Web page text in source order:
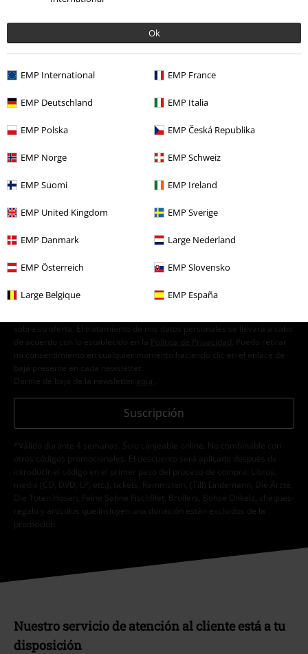
Ok
EMP International EMP France
EMP Deutschland EMP Italia
EMP Polska EMP Česká Republika
EMP Norge EMP Schweiz
EMP Suomi EMP Ireland
EMP United Kingdom EMP Sverige
EMP Danmark Large Nederland
EMP Österreich EMP Slovensko
Large Belgique EMP España
Ofertas % Hombre Ropa Camisetas & Tops
Nuevo Camisetas
Ofertas % Camisetas & Tops
E-mail Newsletter
suscríbete ahora!Más
Doy mi consentimiento para recibir la newsletter de EMP y acepto que
E.M.P. Merchandising Handelsgesellschaft mbH procese mis datos
sobre su oferta. El tratamiento de mis datos personales se llevará a cabo
de acuerdo con lo establecido en la
Política de Privacidad . Puedo retirar
mi consentimiento en cualquier momento haciendo clic en el enlace de
baja presente en cada newsletter.
Darme de baja de la newsletter
aquí
Suscripción
*Válido durante 4 semanas. Solo canjeable online. No combinable con
otros códigos promocionales. El descuento será aplicado después de
introducir el código en el primer paso del proceso de compra. Libros,
media (CD, DVD, LP, etc.), tickets, Rammstein, (Till) Lindemann, Die Ärzte,
Die Toten Hosen, Feine Sahne Fischfilet, Broilers, Böhse Onkelz, cheques-
regalo y artículos que incluyen una donación están excluidos de la
promoción.
Nuestro servicio de atención al cliente está a tu
disposición